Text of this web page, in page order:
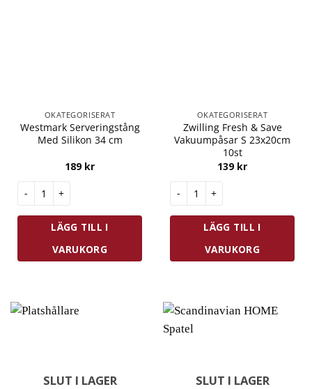
OKATEGORISERAT
Westmark Serveringstång
Med Silikon 34 cm
189 kr
Westmark Serveringstång Med Silikon 34 cm mängd
LÄGG TILL I
VARUKORG
OKATEGORISERAT
Zwilling Fresh & Save
Vakuumpåsar S 23x20cm
10st
139 kr
Zwilling Fresh & Save
LÄGG TILL I
VARUKORG
SLUT I LAGER SLUT I LAGER